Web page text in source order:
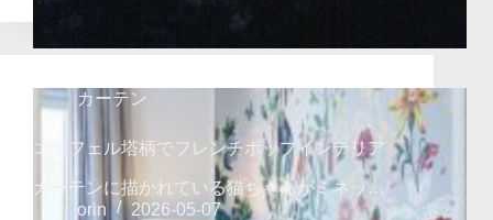
カーテン
エッフェル塔柄でフレンチポップインテリア
カーテンに描かれている猫ちゃんがミネッ…
orin
2026-05-07